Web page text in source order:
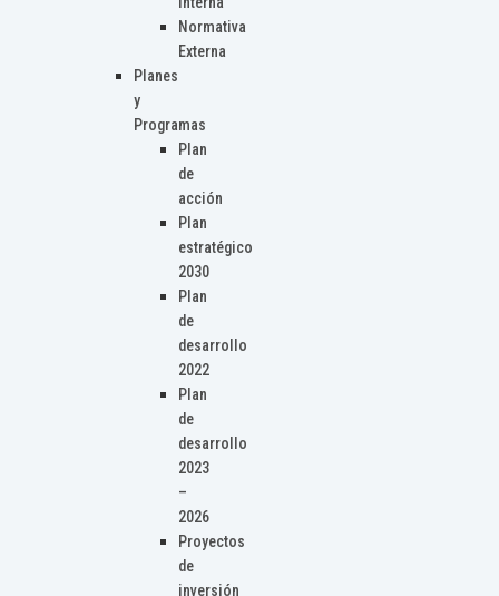
Normativa
Externa
Planes
y
Programas
Plan
de
acción
Plan
estratégico
2030
Plan
de
desarrollo
2022
Plan
de
desarrollo
2023
–
2026
Proyectos
de
inversión